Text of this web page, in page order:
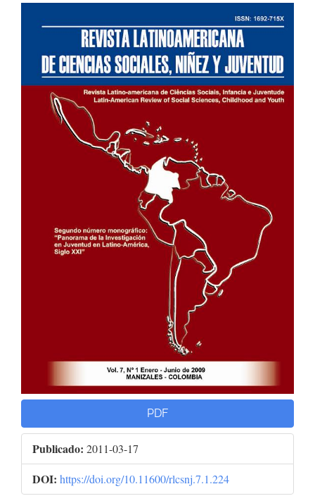
Barra
lateral
del
artículo
PDF
Publicado: 2011-03-17
DOI: https://doi.org/10.11600/rlcsnj.7.1.224